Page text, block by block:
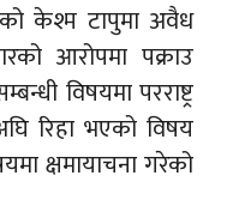
केश्म टापुमा अवैध
आरोपमा पक्राउ
विषयमा परराष्ट्र
रिहा भएको विषय
क्षमायाचना गरेको